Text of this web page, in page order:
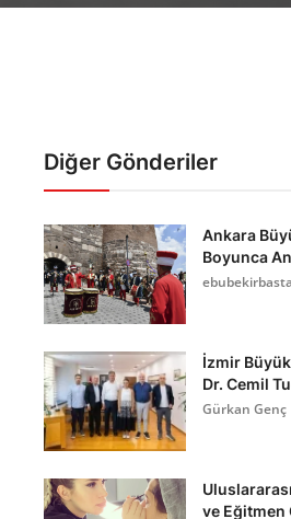
Diğer Gönderiler
Ankara
Boyunca
İzmir
Dr. Cemil
Gürkan Genç
ve Eğitmen